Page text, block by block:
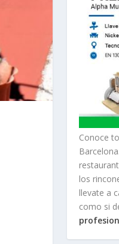
Conoce
los
llevate a
como si